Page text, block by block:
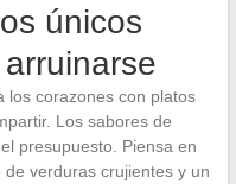
únicos
los corazones con platos
Los sabores de
presupuesto. Piensa en
verduras crujientes y un